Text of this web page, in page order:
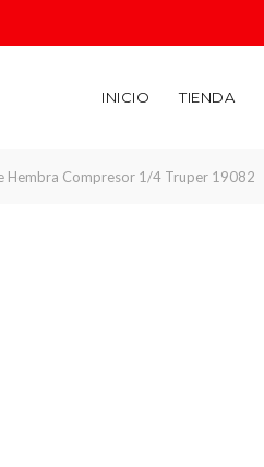
INICIO TIENDA
Hembra Compresor 1/4 Truper 19082